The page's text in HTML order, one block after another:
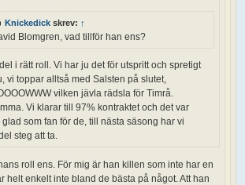
Knickedick skrev: ↑
Blomgren, vad tillför han ens?
i rätt roll. Vi har ju det för utspritt och spretigt
vi toppar alltså med Salsten på slutet,
vilken jävla rädsla för Timrå.
Vi klarar till 97% kontraktet och det var
glad som fan för de, till nästa säsong har vi
steg att ta.
roll ens. För mig är han killen som inte har en
helt enkelt inte bland de bästa på något. Att han